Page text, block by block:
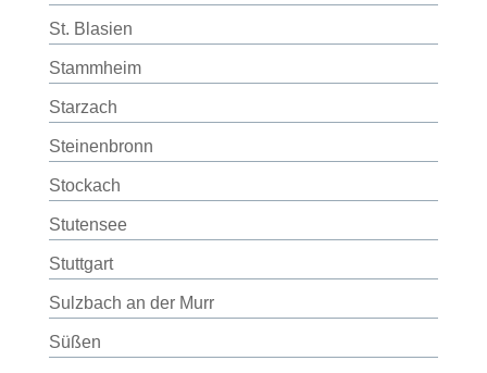
St. Blasien
Stammheim
Starzach
Steinenbronn
Stockach
Stutensee
Stuttgart
Sulzbach an der Murr
Süßen